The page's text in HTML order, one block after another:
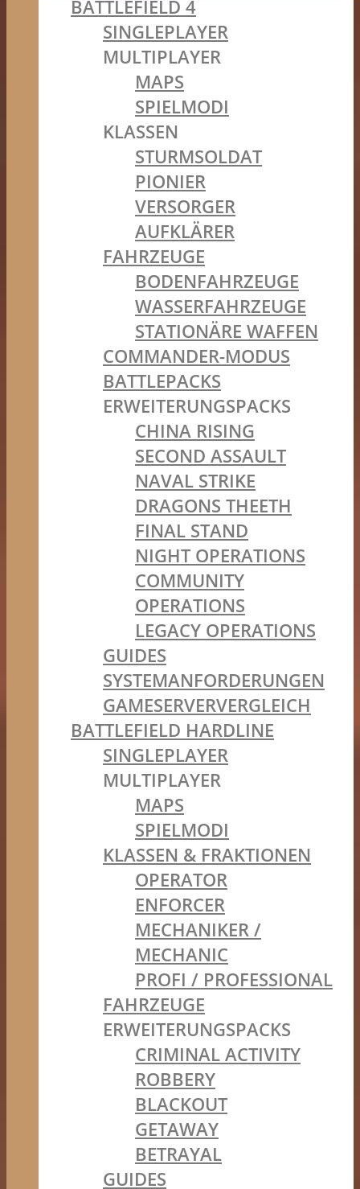
BATTLEFIELD 4
SINGLEPLAYER
MULTIPLAYER
MAPS
SPIELMODI
KLASSEN
STURMSOLDAT
PIONIER
VERSORGER
AUFKLÄRER
FAHRZEUGE
BODENFAHRZEUGE
WASSERFAHRZEUGE
STATIONÄRE WAFFEN
COMMANDER-MODUS
BATTLEPACKS
ERWEITERUNGSPACKS
CHINA RISING
SECOND ASSAULT
NAVAL STRIKE
DRAGONS THEETH
FINAL STAND
NIGHT OPERATIONS
COMMUNITY
OPERATIONS
LEGACY OPERATIONS
GUIDES
SYSTEMANFORDERUNGEN
GAMESERVERVERGLEICH
BATTLEFIELD HARDLINE
SINGLEPLAYER
MULTIPLAYER
MAPS
SPIELMODI
KLASSEN & FRAKTIONEN
OPERATOR
ENFORCER
MECHANIKER /
MECHANIC
PROFI / PROFESSIONAL
FAHRZEUGE
ERWEITERUNGSPACKS
CRIMINAL ACTIVITY
ROBBERY
BLACKOUT
GETAWAY
BETRAYAL
GUIDES